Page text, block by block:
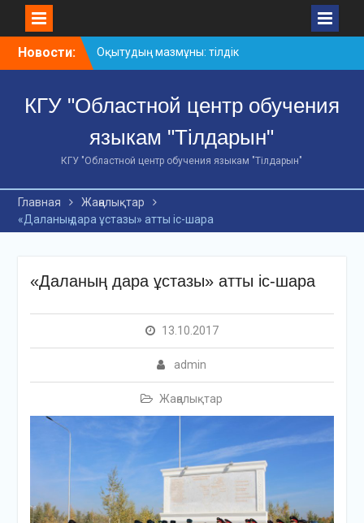
Новости:
Оқытудың мазмұны: тілдік
дағдылар және
стратегиялар
АХМЕТ БАЙТҰРСЫНҰЛЫ
АТЫНДАҒЫ «ҮЗДІК
ОҚЫТУШЫ-2026»
«Мемлекеттік тіл –
Тәуелсіздік символы»
облыстық байқауы
КГУ "Областной центр обучения
языкам "Тілдарын"
КГУ "Областной центр обучения языкам "Тілдарын"
Главная
Жаңалықтар
«Даланың дара ұстазы» атты іс-шара
«Даланың дара ұстазы» атты іс-шара
13.10.2017
admin
Жаңалықтар